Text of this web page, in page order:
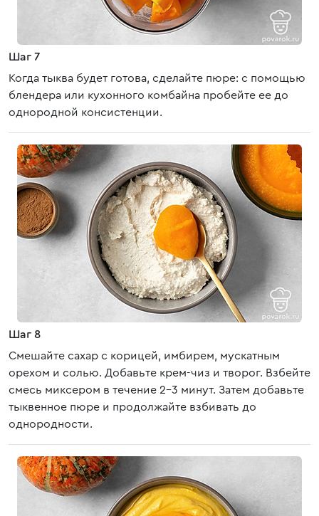
Шаг 7
Когда тыква будет готова, сделайте пюре: с помощью
блендера или кухонного комбайна пробейте ее до
однородной консистенции.
Шаг 8
Смешайте сахар с корицей, имбирем, мускатным
орехом и солью. Добавьте крем-чиз и творог. Взбейте
смесь миксером в течение 2-3 минут. Затем добавьте
тыквенное пюре и продолжайте взбивать до
однородности.